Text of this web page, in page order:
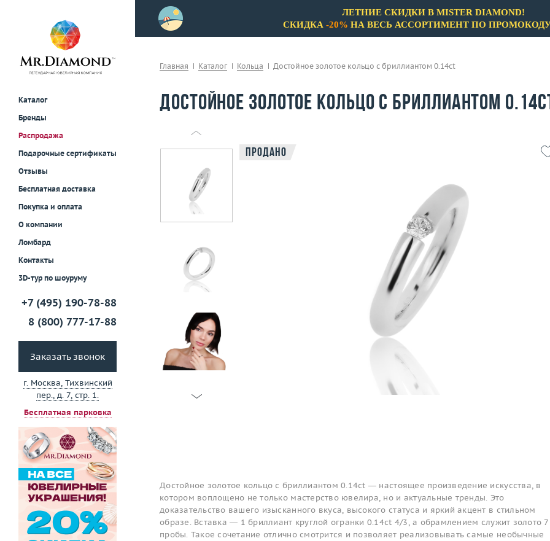
Каталог
Бренды
Распродажа
Подарочные сертификаты
Отзывы
Бесплатная доставка
Покупка и оплата
О компании
Ломбард
Контакты
3D-тур по шоуруму
+7 (495) 190-78-88
8 (800) 777-17-88
Заказать звонок
г. Москва, Тихвинский
пер., д. 7, стр. 1.
Бесплатная парковка
примерки!
ЛЕТНИЕ СКИДКИ В MISTER DIAMOND!
СКИДКА -20% НА ВЕСЬ АССОРТИМЕНТ ПО
Главная Каталог Кольца Достойное золотое кольцо с бриллиантом 0.14ct
Достойное золотое кольцо с бриллиантом
Продано
Достойное золотое кольцо с бриллиантом 0.14ct — настоящее произведение искусства, в
котором воплощено не только мастерство ювелира, но и актуальные тренды. Это
доказательство вашего изысканного вкуса, высокого статуса и яркий акцент в стильном
образе. Вставка — 1 бриллиант круглой огранки 0.14ct 4/3, а обрамлением служит золото
пробы. Такое сочетание отлично смотрится и позволяет реализовывать самые необычные